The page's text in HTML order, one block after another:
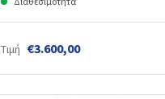
Τιμή €3.600,00